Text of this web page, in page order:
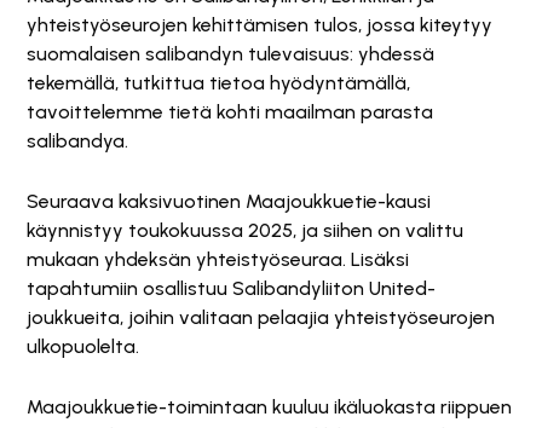
yhteistyöseurojen kehittämisen tulos, jossa kiteytyy
suomalaisen salibandyn tulevaisuus: yhdessä
tekemällä, tutkittua tietoa hyödyntämällä,
tavoittelemme tietä kohti maailman parasta
salibandya.
Seuraava kaksivuotinen Maajoukkuetie-kausi
käynnistyy toukokuussa 2025, ja siihen on valittu
mukaan yhdeksän yhteistyöseuraa. Lisäksi
tapahtumiin osallistuu Salibandyliiton United-
joukkueita, joihin valitaan pelaajia yhteistyöseurojen
ulkopuolelta.
Maajoukkuetie-toimintaan kuuluu ikäluokasta riippuen